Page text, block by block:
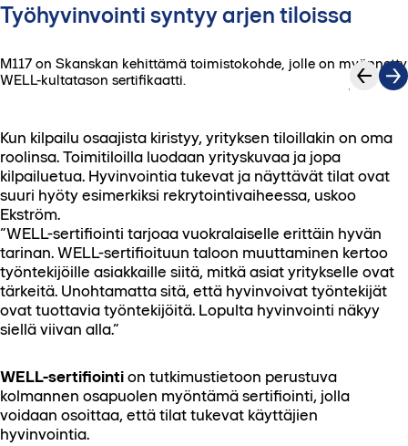
Työhyvinvointi syntyy arjen tiloissa
M117 on Skanskan kehittämä toimistokohde, jolle on myönnetty
WELL-kultatason sertifikaatti.
Kun kilpailu osaajista kiristyy, yrityksen tiloillakin on oma
roolinsa. Toimitiloilla luodaan yrityskuvaa ja jopa
kilpailuetua. Hyvinvointia tukevat ja näyttävät tilat ovat
suuri hyöty esimerkiksi rekrytointivaiheessa, uskoo
Ekström.
”WELL-sertifiointi tarjoaa vuokralaiselle erittäin hyvän
tarinan. WELL-sertifioituun taloon muuttaminen kertoo
työntekijöille asiakkaille siitä, mitkä asiat yritykselle ovat
tärkeitä. Unohtamatta sitä, että hyvinvoivat työntekijät
ovat tuottavia työntekijöitä. Lopulta hyvinvointi näkyy
siellä viivan alla.”
WELL-sertifiointion tutkimustietoon perustuva
kolmannen osapuolen myöntämä sertifiointi, jolla
voidaan osoittaa, että tilat tukevat käyttäjien
hyvinvointia.